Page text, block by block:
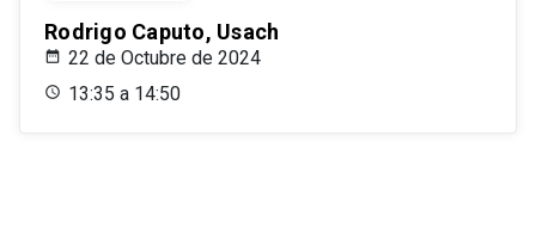
Rodrigo Caputo, Usach
22 de Octubre de 2024
13:35 a 14:50